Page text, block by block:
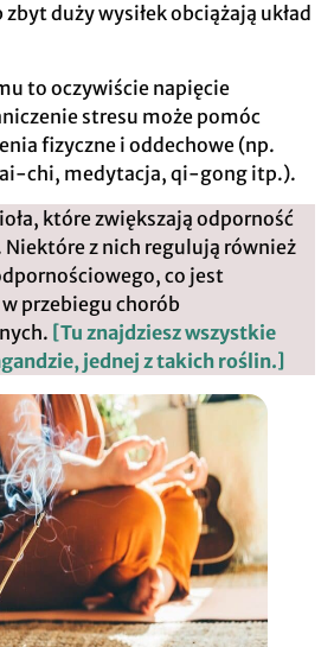
duży wysiłek obciążają układ
to oczywiście napięcie
stresu może pomóc
fizyczne i oddechowe (np.
chi, medytacja, qi-gong itp.).
które zwiększają odporność
z nich regulują również
co jest
przebiegu chorób
[Tu znajdziesz wszystkie
jednej z takich roślin.]